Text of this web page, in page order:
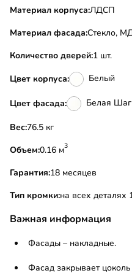
Материал корпуса:ЛДСП
Материал фасада:Стекло,
Количество дверей:1 шт.
Цвет корпуса: Белый
Цвет фасада: Белая
Вес:
76.5 кг
Объем:
0.16 м3
Гарантия:18 месяцев
Тип кромки:на всех деталях
Важная информация
Фасады – накладные.
Фасад закрывает